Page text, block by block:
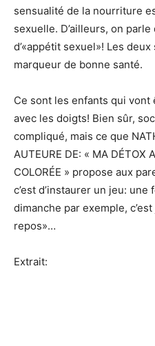
sensualité de la nourriture
sexuelle. D’ailleurs, on
d’«appétit sexuel»! Les
marqueur de bonne santé.
Ce sont les enfants qui
avec les doigts! Bien sûr,
compliqué, mais ce que
AUTEURE DE: « MA DÉTOX
COLORÉE » propose aux
c’est d’instaurer un jeu: une
dimanche par exemple,
repos»…
Extrait: